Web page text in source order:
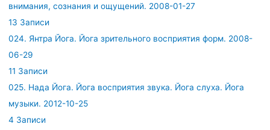
внимания, сознания и ощущений. 2008-01-27
13 Записи
024. Янтра Йога. Йога зрительного восприятия форм. 2008-
06-29
11 Записи
025. Нада Йога. Йога восприятия звука. Йога слуха. Йога
музыки. 2012-10-25
4 Записи